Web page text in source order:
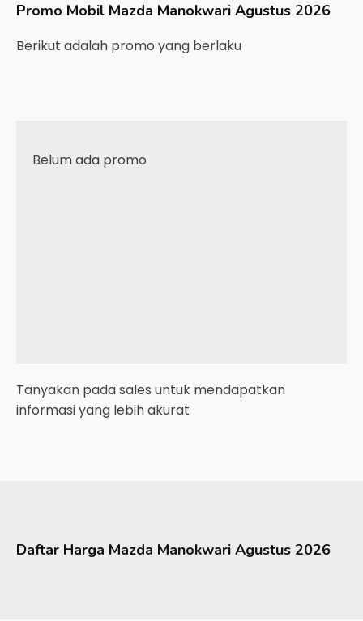
Promo Mobil Mazda Manokwari Agustus 2026
Berikut adalah promo yang berlaku
Belum ada promo
Tanyakan pada sales untuk mendapatkan
informasi yang lebih akurat
Daftar Harga Mazda Manokwari Agustus 2026